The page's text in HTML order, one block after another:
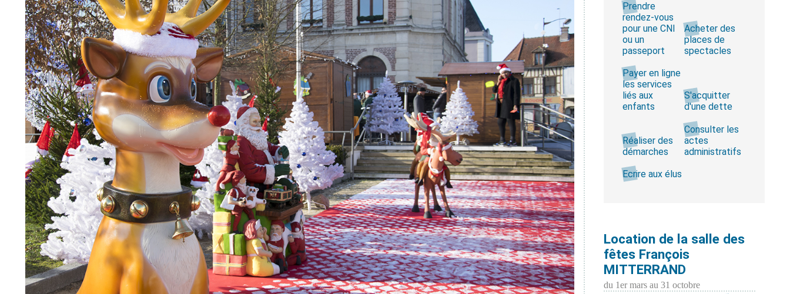
Prendre
rendez-vous
pour une CNI
ou un
passeport
Acheter des
places de
spectacles
Payer en ligne
les services
liés aux
enfants
S'acquitter
d'une dette
Réaliser des
démarches
Consulter les
actes
administratifs
Ecrire aux élus
Location de la salle des
fêtes François
MITTERRAND
du 1er mars au 31 octobre